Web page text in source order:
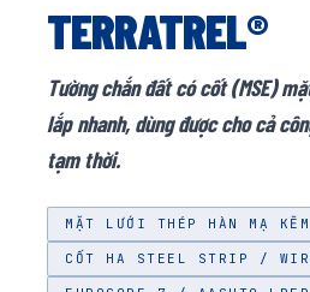
TERRATREL®
Tường chắn đất có cốt (MSE)
lắp nhanh, dùng được cho cả
tạm thời.
MẶT LƯỚI THÉP HÀN MẠ KẼM
CỐT HA STEEL STRIP /